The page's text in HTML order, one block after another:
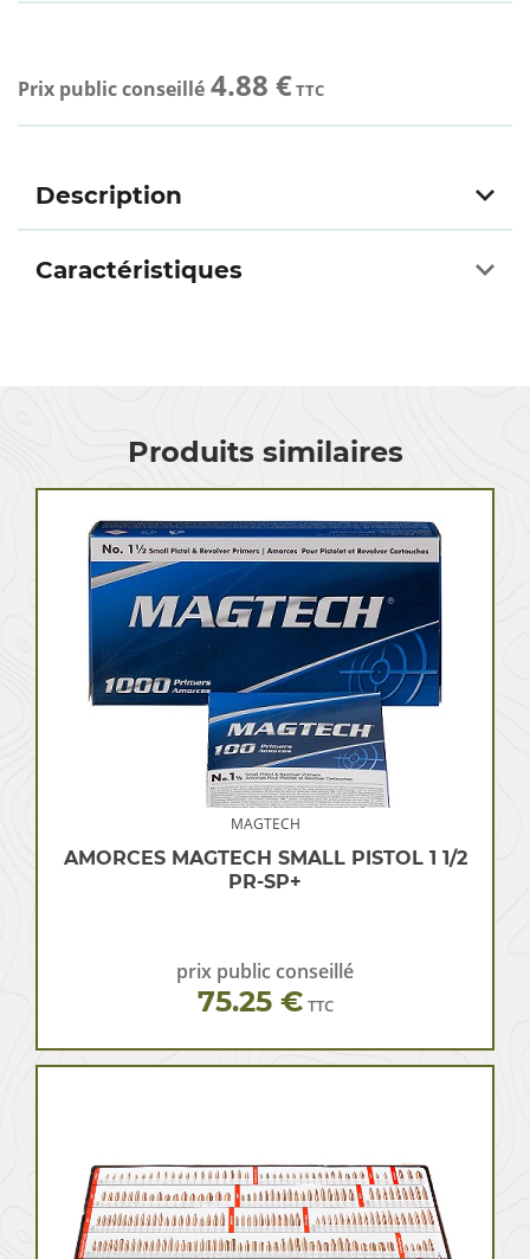
Prix public conseillé 4.88 €TTC
Description
Caractéristiques
Produits similaires
MAGTECH
AMORCES MAGTECH SMALL PISTOL 1 1/2
PR-SP+
prix public conseillé
75.25 € TTC